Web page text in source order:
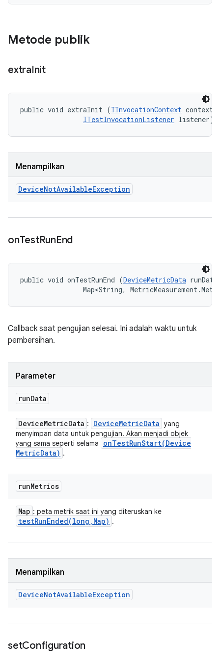
Metode publik
extraInit
public void extraInit (IInvocationContext
ITestInvocationListener listener)
Menampilkan
DeviceNotAvailableException
onTestRunEnd
public void onTestRunEnd (DeviceMetricData
Map<String,
Callback saat pengujian selesai. Ini adalah waktu untuk
pembersihan.
Parameter
runData
DeviceMetricData : DeviceMetricData yang
menyimpan data untuk pengujian. Akan menjadi objek
yang sama seperti selama
onTestRunStart(Device
MetricData) .
runMetrics
Map : peta metrik saat ini yang diteruskan ke
testRunEnded(long , Map) .
Menampilkan
DeviceNotAvailableException
setConfiguration